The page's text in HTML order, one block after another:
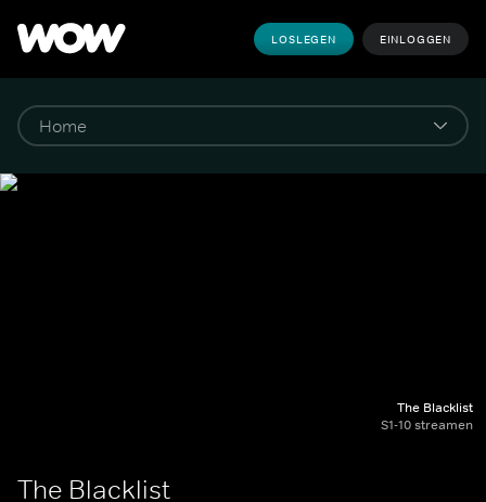
LOSLEGEN EINLOGGEN
The Blacklist
S1-10 streamen
The Blacklist